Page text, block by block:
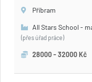
Příbram
All Stars School -
(přes úřad práce)
28000 - 32000 Kč